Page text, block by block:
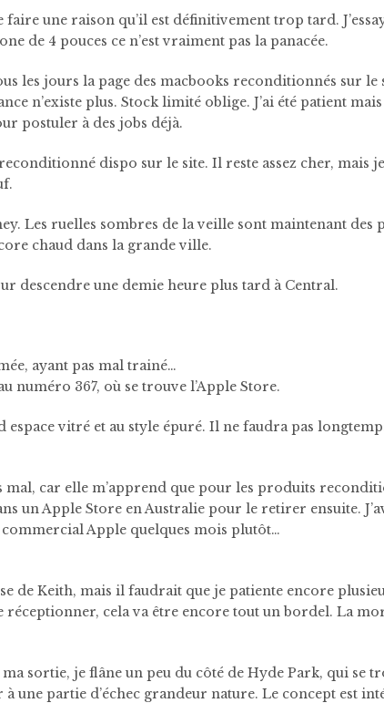
faire une raison qu’il est définitivement trop tard.
de 4 pouces ce n’est vraiment pas la panacée.
les jours la page des macbooks reconditionnés sur le
n’existe plus. Stock limité oblige. J’ai été patient
postuler à des jobs déjà.
dispo sur le site. Il reste assez cher, mais
Les ruelles sombres de la veille sont maintenant des
chaud dans la grande ville.
descendre une demie heure plus tard à Central.
ayant pas mal trainé…
numéro 367, où se trouve l’Apple Store.
vitré et au style épuré. Il ne faudra pas
car elle m’apprend que pour les produits
un Apple Store en Australie pour le retirer ensuite.
Apple quelques mois plutôt…
de Keith, mais il faudrait que je patiente encore
réceptionner, cela va être encore tout un bordel. La
sortie, je flâne un peu du côté de Hyde Park, qui se
une partie d’échec grandeur nature. Le concept est